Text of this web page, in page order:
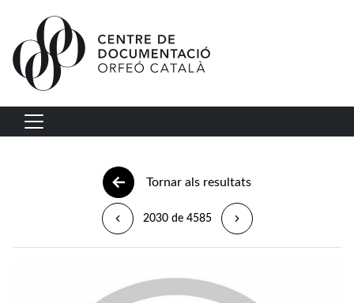
Vés al contingut
Navegació principal
Tornar als resultats
2030 de 4585